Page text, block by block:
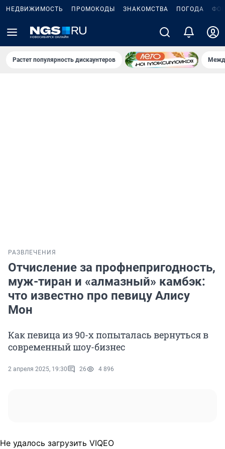
НЕДВИЖИМОСТЬ ПРОМОКОДЫ ЗНАКОМСТВА ПОГОДА
Растет популярность дискаунтеров
РАЗВЛЕЧЕНИЯ
Отчисление за профнепригодность,
муж-тиран и «алмазный» камбэк:
что известно про певицу Алису
Мон
Как певица из 90-х попыталась вернуться в
современный шоу-бизнес
2 апреля 2025, 19:30 26 4 896
Не удалось загрузить VIQEO